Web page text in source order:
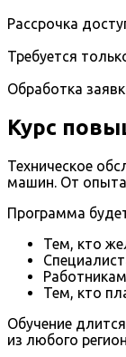
Рассрочка
Требуется
Обработка
Курс
Техническое
машин. От опыта
Программа
Тем, кто
Тем, кто
Обучение
из любого